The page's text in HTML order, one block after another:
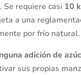
Se requiere casi 10
a una
por frío natural.
adición de
sus propias